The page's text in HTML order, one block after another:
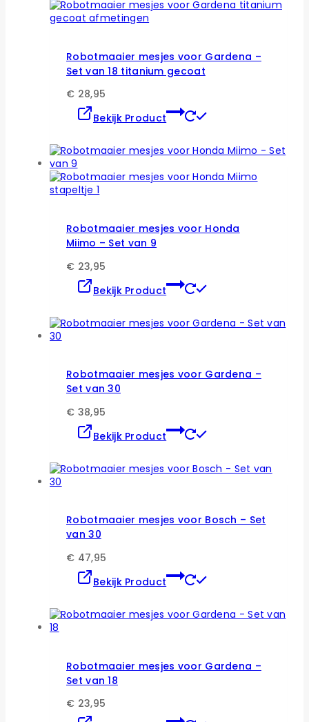
Robotmaaier mesjes voor Gardena –
Set van 18 titanium gecoat
€ 28,95
Bekijk Product
meerdere
Deze
worden
Robotmaaier mesjes voor Honda
Miimo – Set van 9
€ 23,95
Bekijk Product
meerdere
variaties.
kan
Robotmaaier mesjes voor Gardena –
Set van 30
€ 38,95
Bekijk Product
meerdere
variaties.
kan
Robotmaaier mesjes voor Bosch – Set
van 30
€ 47,95
Bekijk Product
meerdere
kan
Robotmaaier mesjes voor Gardena –
Set van 18
€ 23,95